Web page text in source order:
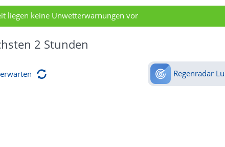
liegen keine Unwetterwarnungen vor
2 Stunden
Regenradar